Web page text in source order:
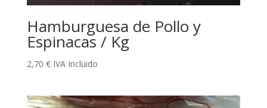
Hamburguesa de Pollo y
Espinacas / Kg
2,70 € IVA Incluido